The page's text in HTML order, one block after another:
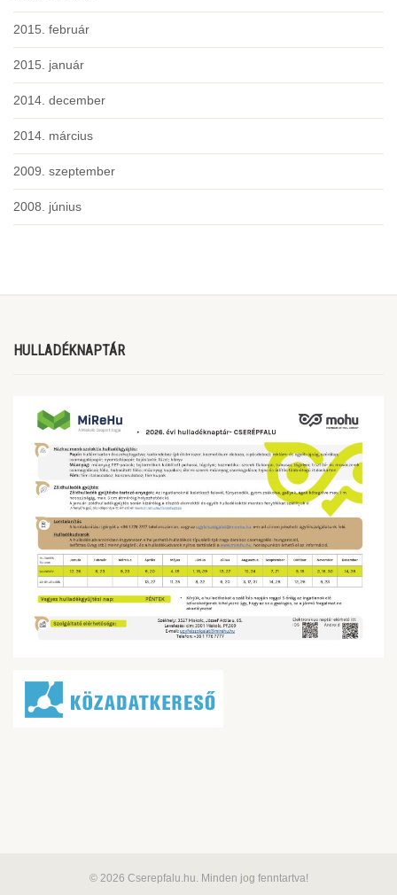
2015. február
2015. január
2014. december
2014. március
2009. szeptember
2008. június
HULLADÉKNAPTÁR
© 2026 Cserepfalu.hu. Minden jog fenntartva!